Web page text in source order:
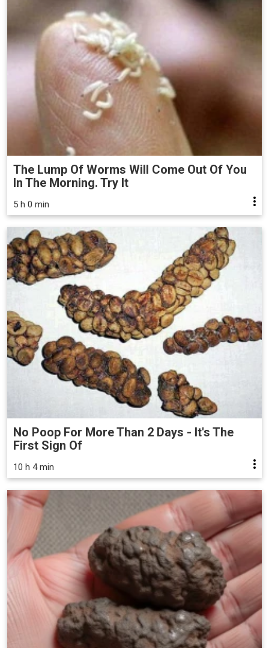
The Lump Of Worms Will Come Out Of You
In The Morning. Try It
5 h 0 min
No Poop For More Than 2 Days - It's The
First Sign Of
10 h 4 min